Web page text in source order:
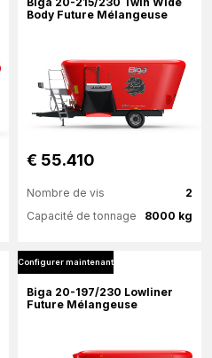
Body Future Mélangeuse
€ 55.410
2
Nombre de vis
8000 kg
Capacité de tonnage
Plus d'information
Configurer maintenant
Biga 20-197/230 Lowliner
Future Mélangeuse